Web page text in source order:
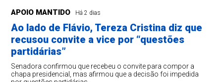
APOIO MANTIDO Há 2 dias
Ao lado de Flávio, Tereza Cristina diz que
recusou convite a vice por “questões
partidárias”
Senadora confirmou que recebeu o convite para compor a
chapa presidencial, mas afirmou que a decisão foi impedida